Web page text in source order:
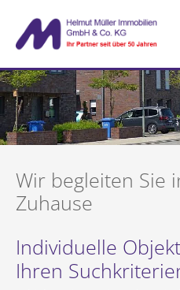
Wir begleiten Sie
Zuhause
Individuelle
Ihren